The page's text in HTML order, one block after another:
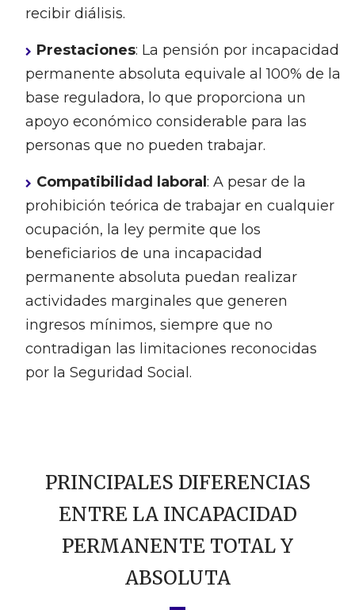
recibir diálisis.
Prestaciones: La pensión por incapacidad
permanente absoluta equivale al 100% de la
base reguladora, lo que proporciona un
apoyo económico considerable para las
personas que no pueden trabajar.
Compatibilidad laboral : A pesar de la
prohibición teórica de trabajar en cualquier
ocupación, la ley permite que los
beneficiarios de una incapacidad
permanente absoluta puedan realizar
actividades marginales que generen
ingresos mínimos, siempre que no
contradigan las limitaciones reconocidas
por la Seguridad Social.
PRINCIPALES DIFERENCIAS
ENTRE LA INCAPACIDAD
PERMANENTE TOTAL Y
ABSOLUTA